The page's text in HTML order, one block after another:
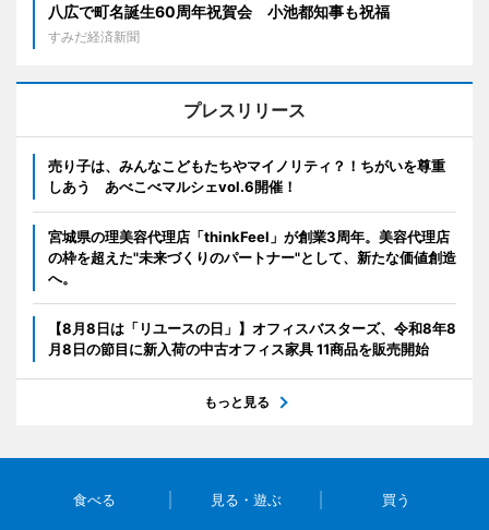
八広で町名誕生60周年祝賀会 小池都知事も祝福
すみだ経済新聞
プレスリリース
売り子は、みんなこどもたちやマイノリティ？！ちがいを尊重
しあう あべこべマルシェvol.6開催！
宮城県の理美容代理店「thinkFeel」が創業3周年。美容代理店
の枠を超えた"未来づくりのパートナー"として、新たな価値創造
へ。
【8月8日は「リユースの日」】オフィスバスターズ、令和8年8
月8日の節目に新入荷の中古オフィス家具 11商品を販売開始
もっと見る
食べる 見る・遊ぶ 買う